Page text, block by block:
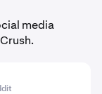
media